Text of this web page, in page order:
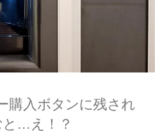
購入ボタンに残され
と…え！？